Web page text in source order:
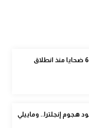
كأس العالم - بينهم مدرب تونس.. 6 ضحايا منذ انطلاق
هجوم إنجلترا.. وماييلي